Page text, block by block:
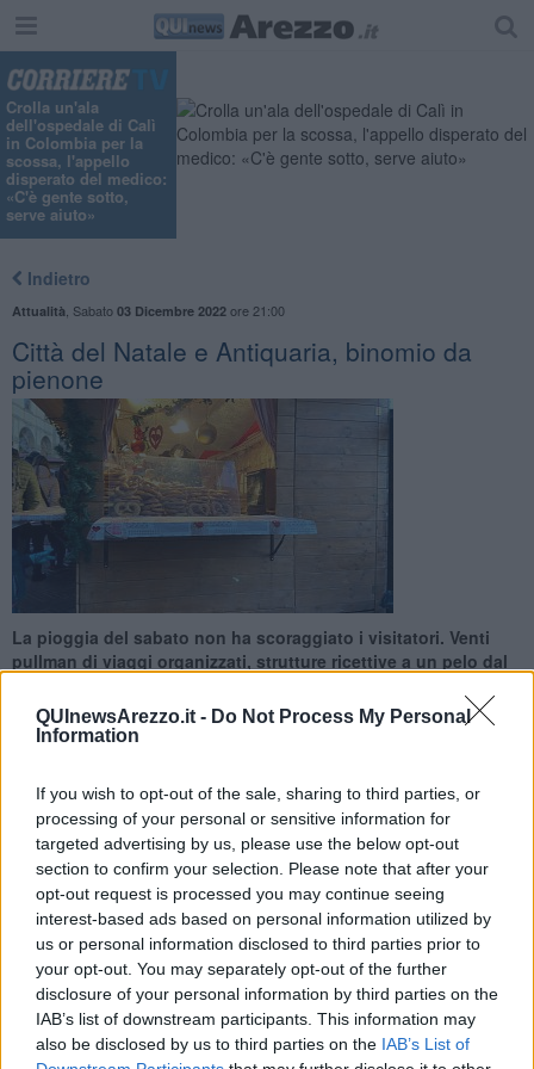
QUInewsArezzo.it - Do Not Process My Personal
Information
If you wish to opt-out of the sale, sharing to third parties, or
processing of your personal or sensitive information for
targeted advertising by us, please use the below opt-out
section to confirm your selection. Please note that after your
opt-out request is processed you may continue seeing
interest-based ads based on personal information utilized by
us or personal information disclosed to third parties prior to
your opt-out. You may separately opt-out of the further
disclosure of your personal information by third parties on the
IAB’s list of downstream participants. This information may
also be disclosed by us to third parties on the IAB’s List of
Crolla un'ala
dell'ospedale di Calì
in Colombia per la
scossa, l'appello
disperato del medico:
«C'è gente sotto,
serve aiuto»
Indietro
Attualità Sabato 03 Dicembre 2022ore 21:00
Città del Natale e Antiquaria, binomio da
pienone
La pioggia del sabato non ha scoraggiato i visitatori. Venti
pullman di viaggi organizzati, strutture ricettive a un pelo dal
AREZZO —LaCittà del Natale e la Fiera Antiquariatornano ad
incontrarsi. La prima è la manifestazione che ha proclamato Arezzo
capitale delle festività invernali, la seconda è quella identitaria e
storica del capoluogo.
Nonostante la pioggia del sabato anche questo è un weekend da
pienone. Venti i pullman che hanno raggiunto il centro. Qualche
ingorgo, inevitabile. Strutture ricettive occupate oltre il 90 per cento.